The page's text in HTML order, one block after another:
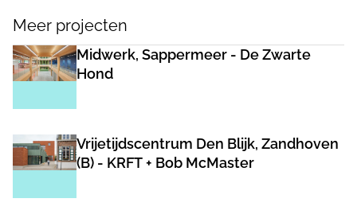
Meer projecten
Midwerk, Sappermeer - De Zwarte
Hond
Vrijetijdscentrum Den Blijk, Zandhoven
(B) - KRFT + Bob McMaster